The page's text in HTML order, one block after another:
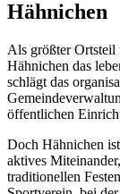
Hähnichen
Als größter Ortsteil
Hähnichen das
schlägt das
öffentlichen
Doch Hähnichen
aktives
traditionellen